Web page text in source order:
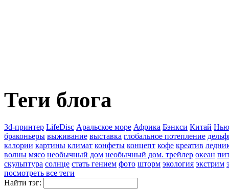
Теги блога
3d-принтер LifeDisc Аральское море Африка Бэнкси Китай
браконьеры выживание выставка глобальное потепление
калории картины климат конфеты концепт кофе креатив
волны мясо необычный дом необычный дом. трейлер океан
скульптура солнце стать гением фото шторм экология экстрим
посмотреть все теги
Найти тэг: